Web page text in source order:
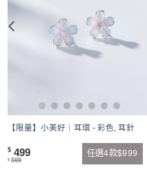
【限量】小美好｜耳環 - 彩色, 耳針
$ 499
$ 599
任選4款$999